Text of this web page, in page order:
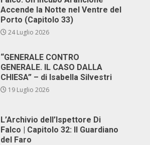
Accende la Notte nel Ventre del
Porto (Capitolo 33)
24 Luglio 2026
“GENERALE CONTRO
GENERALE. IL CASO DALLA
CHIESA” – di Isabella Silvestri
19 Luglio 2026
L’Archivio dell’Ispettore Di
Falco | Capitolo 32: Il Guardiano
del Faro